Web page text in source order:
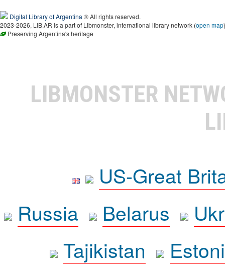
Digital Library of Argentina ® All rights reserved.
2023-2026, LIB.AR is a part of Libmonster, international library network (open map)
Preserving Argentina's heritage
LIBMONSTER
US-Great
Russia
Belarus
Tajikistan